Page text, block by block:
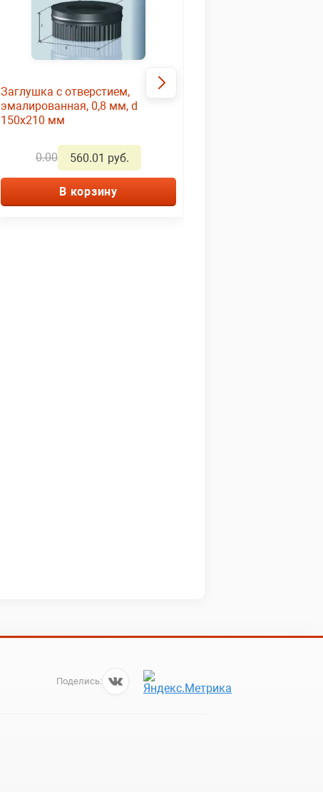
Заглушка с отверстием,
эмалированная, 0,8 мм, d
150х210 мм
0.00 560.01 руб.
В корзину
Поделись: